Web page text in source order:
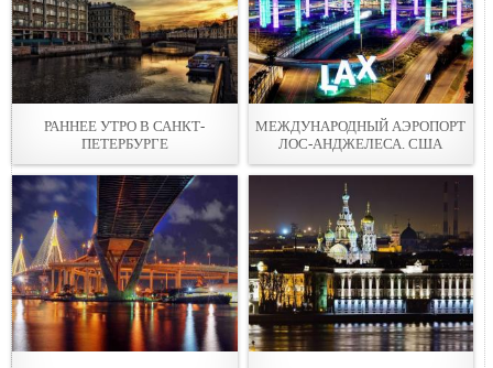
РАННЕЕ УТРО В САНКТ-
ПЕТЕРБУРГЕ
МЕЖДУНАРОДНЫЙ АЭРОПОРТ
ЛОС-АНДЖЕЛЕСА. США